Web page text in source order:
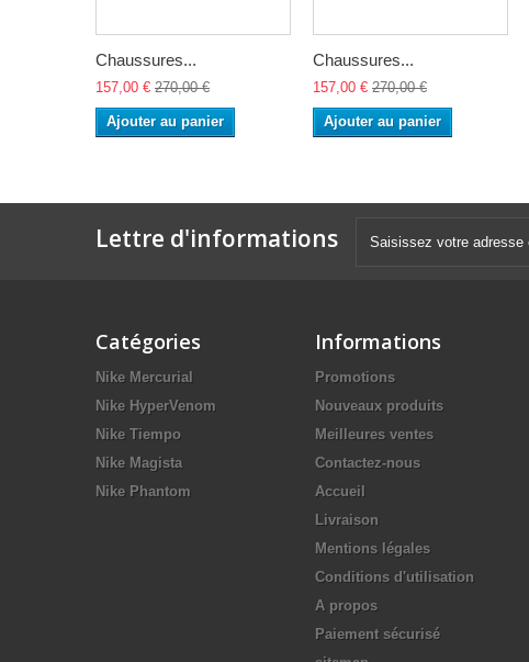
Chaussures...
157,00 € 270,00 €
Ajouter au panier
Chaussures...
157,00 € 270,00 €
Ajouter au panier
Lettre d'informations
Catégories
Nike Mercurial
Nike HyperVenom
Nike Tiempo
Nike Magista
Nike Phantom
Informations
Promotions
Nouveaux produits
Meilleures ventes
Contactez-nous
Accueil
Livraison
Mentions légales
Conditions d'utilisation
A propos
Paiement sécurisé